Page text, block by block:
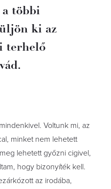
többi
ki az
terhelő
Voltunk mi, az
minket nem lehetett
lehetett győzni cigivel,
hogy bizonyíték kell.
az irodába,